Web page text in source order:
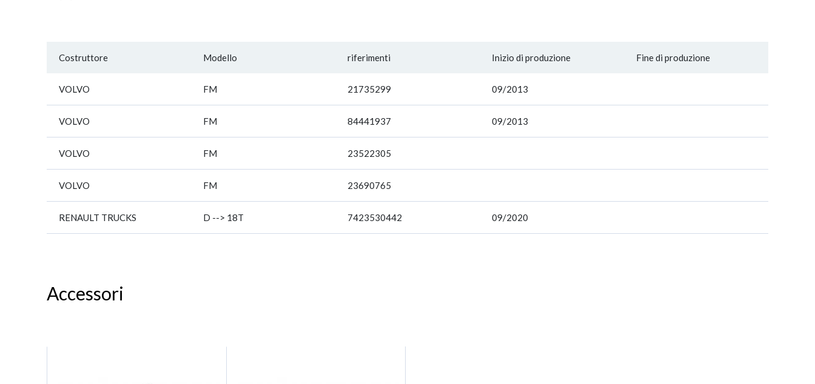
Costruttore Modello riferimenti Inizio di produzione Fine di produzione
VOLVO FM 21735299 09/2013
VOLVO FM 84441937 09/2013
VOLVO FM 23522305
VOLVO FM 23690765
RENAULT TRUCKS D --> 18T 7423530442 09/2020
Accessori